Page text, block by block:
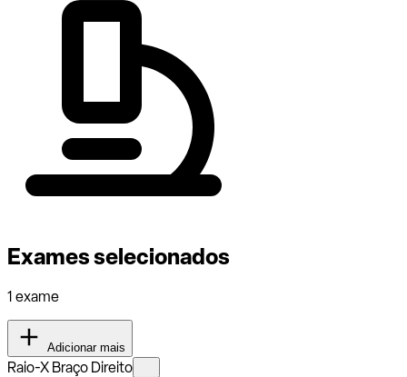
Exames selecionados
1 exame
Adicionar mais
Raio-X Braço Direito